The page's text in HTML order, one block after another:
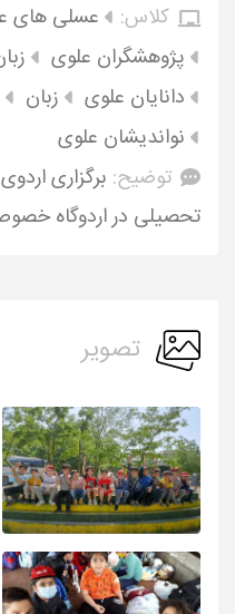
کلاس:
عسلی های
پژوهشگران علوی
دانایان علوی
زبان
نواندیشان علوی
توضیح: برگزاری
تحصیلی در اردوگاه
تصویر